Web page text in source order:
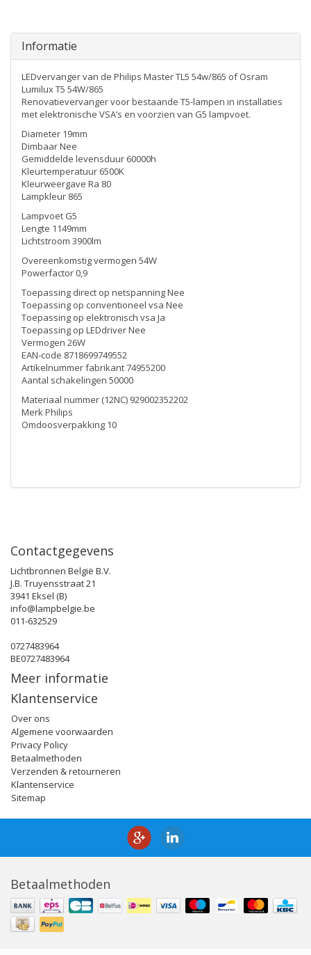
Informatie
LEDvervanger van de Philips Master TL5 54w/865 of Osram
Lumilux T5 54W/865
Renovatievervanger voor bestaande T5-lampen in installaties
met elektronische VSA’s en voorzien van G5 lampvoet.
Diameter 19mm
Dimbaar Nee
Gemiddelde levensduur 60000h
Kleurtemperatuur 6500K
Kleurweergave Ra 80
Lampkleur 865
Lampvoet G5
Lengte 1149mm
Lichtstroom 3900lm
Overeenkomstig vermogen 54W
Powerfactor 0,9
Toepassing direct op netspanning Nee
Toepassing op conventioneel vsa Nee
Toepassing op elektronisch vsa Ja
Toepassing op LEDdriver Nee
Vermogen 26W
EAN-code 8718699749552
Artikelnummer fabrikant 74955200
Aantal schakelingen 50000
Materiaal nummer (12NC) 929002352202
Merk Philips
Omdoosverpakking 10
Contactgegevens
Lichtbronnen België B.V.
J.B. Truyensstraat 21
3941 Eksel (B)
info@lampbelgie.be
011-632529
0727483964
BE0727483964
Meer informatie
Klantenservice
Over ons
Algemene voorwaarden
Privacy Policy
Betaalmethoden
Verzenden & retourneren
Klantenservice
Sitemap
Betaalmethoden